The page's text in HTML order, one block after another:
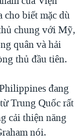
cho biết mặc dù
chung với Mỹ,
quân và hải
thủ đầu tiên.
đang
Trung Quốc rất
cải thiện năng
nói.